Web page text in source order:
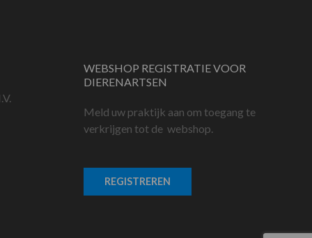
WEBSHOP REGISTRATIE VOOR
DIERENARTSEN
Meld uw praktijk aan om toegang te
verkrijgen tot de webshop.
REGISTREREN